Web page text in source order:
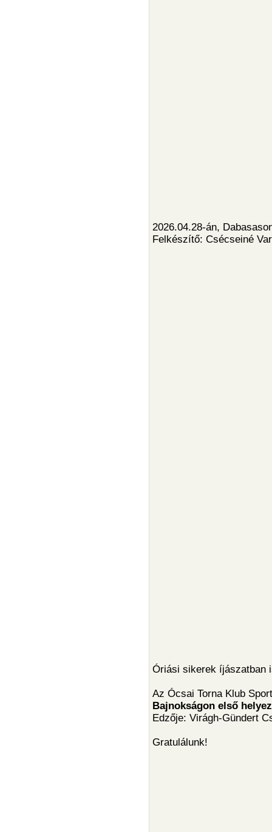
2026.04.28-án,
Felkészítő: Csécseiné
Óriási sikerek íjászatban
Az Ócsai Torna Klub
Bajnokságon első
Edzője: Virágh-Gündert
Gratulálunk!